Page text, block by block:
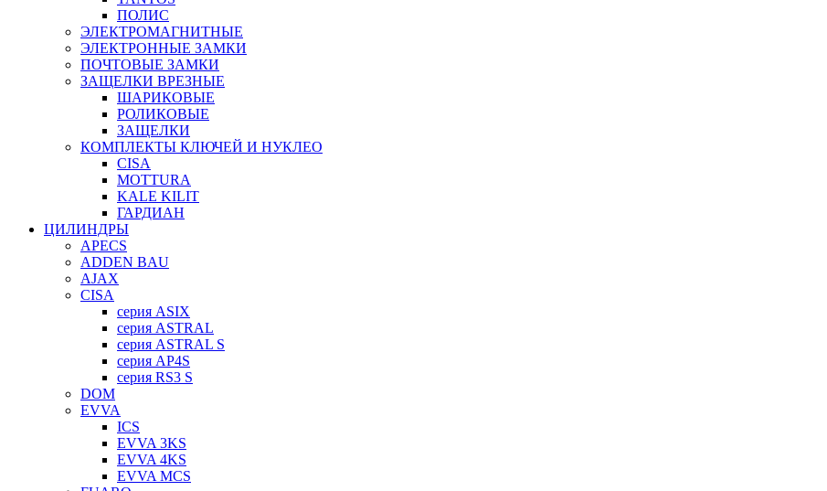
ПОЛИС
ЭЛЕКТРОМАГНИТНЫЕ
ЭЛЕКТРОННЫЕ ЗАМКИ
ПОЧТОВЫЕ ЗАМКИ
ЗАЩЕЛКИ ВРЕЗНЫЕ
ШАРИКОВЫЕ
РОЛИКОВЫЕ
ЗАЩЕЛКИ
КОМПЛЕКТЫ КЛЮЧЕЙ И НУКЛЕО
CISA
MOTTURA
KALE KILIT
ГАРДИАН
ЦИЛИНДРЫ
APECS
ADDEN BAU
AJAX
CISA
серия ASIX
серия ASTRAL
серия ASTRAL S
серия AP4S
серия RS3 S
DOM
EVVA
ICS
EVVA 3KS
EVVA 4KS
EVVA MCS